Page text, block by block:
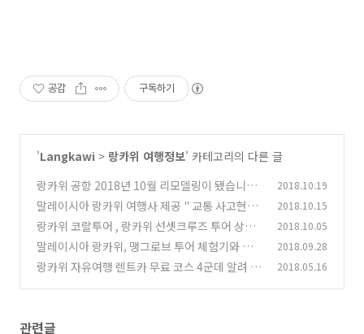
공감 구독하기
'Langkawi > 랑카위 여행정보' 카테고리의 다른 글
랑카위 공항 2018년 10월 리모델링이 됐습니다.
(0)
2018.10.19
말레이시아 랑카위 여행사 제공 " 교통 사고현장
모습과 대응팁"
(0)
2018.10.15
랑카위 코랄투어 , 랑카위 선셋크루즈 투어 상세
설명(요금표,코스 등)
(0)
2018.10.05
말레이시아 랑카위, 맹그로브 투어 체험기와 감
상
(0)
2018.09.28
랑카위 자유여행 렌트카 무료 코스 4군데 알려 드
2018.05.16
관련글